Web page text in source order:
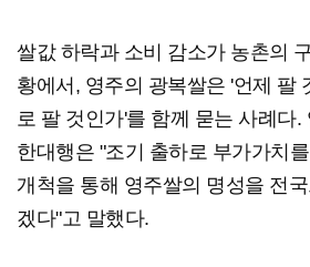
쌀값 하락과 소비 감소가 농촌의
황에서, 영주의 광복쌀은 '언제 팔
로 팔 것인가'를 함께 묻는 사례다.
한대행은 "조기 출하로 부가가치
개척을 통해 영주쌀의 명성을 전
겠다"고 말했다.